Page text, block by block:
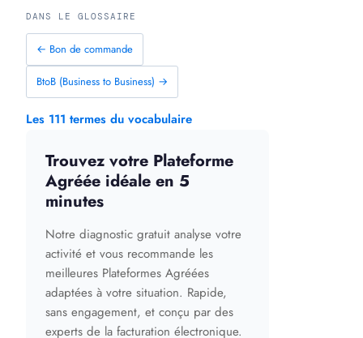
DANS LE GLOSSAIRE
← Bon de commande
BtoB (Business to Business) →
Les 111 termes du vocabulaire
Trouvez votre Plateforme
Agréée idéale en 5
minutes
Notre diagnostic gratuit analyse votre
activité et vous recommande les
meilleures Plateformes Agréées
adaptées à votre situation. Rapide,
sans engagement, et conçu par des
experts de la facturation électronique.